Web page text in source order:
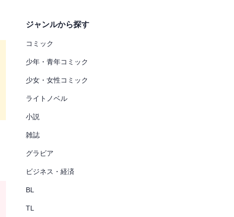
ジャンルから探す
コミック
少年・青年コミック
少女・女性コミック
ライトノベル
小説
雑誌
グラビア
ビジネス・経済
BL
TL